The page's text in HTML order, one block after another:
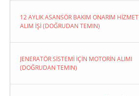
12 AYLIK ASANSÖR BAKIM ONARIM HİZMET
ALIM İŞİ (DOĞRUDAN TEMIN)
JENERATÖR SİSTEMİ İÇİN MOTORİN ALIMI
(DOĞRUDAN TEMIN)